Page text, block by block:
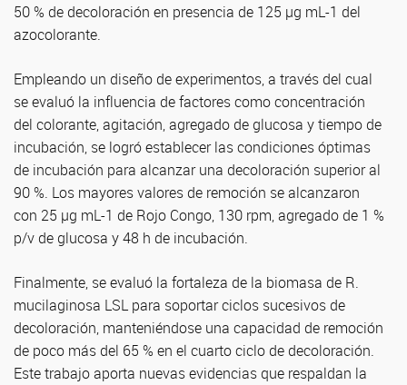
50 % de decoloración en presencia de 125 µg mL-1 del
azocolorante.
Empleando un diseño de experimentos, a través del cual
se evaluó la influencia de factores como concentración
del colorante, agitación, agregado de glucosa y tiempo de
incubación, se logró establecer las condiciones óptimas
de incubación para alcanzar una decoloración superior al
90 %. Los mayores valores de remoción se alcanzaron
con 25 µg mL-1 de Rojo Congo, 130 rpm, agregado de 1 %
p/v de glucosa y 48 h de incubación.
Finalmente, se evaluó la fortaleza de la biomasa de R.
mucilaginosa LSL para soportar ciclos sucesivos de
decoloración, manteniéndose una capacidad de remoción
de poco más del 65 % en el cuarto ciclo de decoloración.
Este trabajo aporta nuevas evidencias que respaldan la